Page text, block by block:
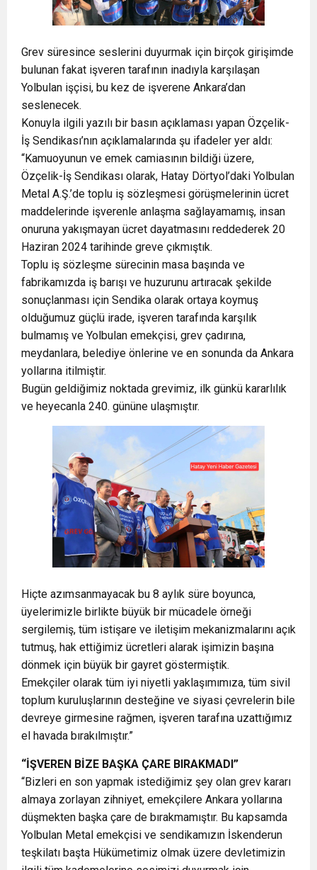
Grev süresince seslerini duyurmak için birçok girişimde
bulunan fakat işveren tarafının inadıyla karşılaşan
Yolbulan işçisi, bu kez de işverene Ankara’dan
seslenecek.
Konuyla ilgili yazılı bir basın açıklaması yapan Özçelik-
İş Sendikası’nın açıklamalarında şu ifadeler yer aldı:
“Kamuoyunun ve emek camiasının bildiği üzere,
Özçelik-İş Sendikası olarak, Hatay Dörtyol’daki Yolbulan
Metal A.Ş.’de toplu iş sözleşmesi görüşmelerinin ücret
maddelerinde işverenle anlaşma sağlayamamış, insan
onuruna yakışmayan ücret dayatmasını reddederek 20
Haziran 2024 tarihinde greve çıkmıştık.
Toplu iş sözleşme sürecinin masa başında ve
fabrikamızda iş barışı ve huzurunu artıracak şekilde
sonuçlanması için Sendika olarak ortaya koymuş
olduğumuz güçlü irade, işveren tarafında karşılık
bulmamış ve Yolbulan emekçisi, grev çadırına,
meydanlara, belediye önlerine ve en sonunda da Ankara
yollarına itilmiştir.
Bugün geldiğimiz noktada grevimiz, ilk günkü kararlılık
ve heyecanla 240. gününe ulaşmıştır.
Hiçte azımsanmayacak bu 8 aylık süre boyunca,
üyelerimizle birlikte büyük bir mücadele örneği
sergilemiş, tüm istişare ve iletişim mekanizmalarını açık
tutmuş, hak ettiğimiz ücretleri alarak işimizin başına
dönmek için büyük bir gayret göstermiştik.
Emekçiler olarak tüm iyi niyetli yaklaşımımıza, tüm sivil
toplum kuruluşlarının desteğine ve siyasi çevrelerin bile
devreye girmesine rağmen, işveren tarafına uzattığımız
el havada bırakılmıştır.”
“İŞVEREN BİZE BAŞKA ÇARE BIRAKMADI”
“Bizleri en son yapmak istediğimiz şey olan grev kararı
almaya zorlayan zihniyet, emekçilere Ankara yollarına
düşmekten başka çare de bırakmamıştır. Bu kapsamda
Yolbulan Metal emekçisi ve sendikamızın İskenderun
teşkilatı başta Hükümetimiz olmak üzere devletimizin